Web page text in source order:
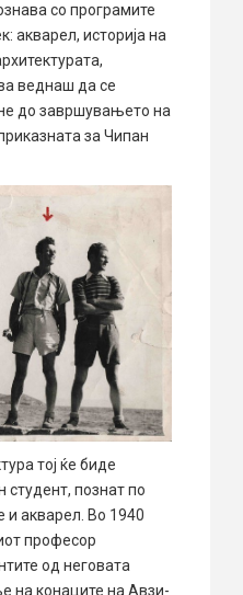
со програмите
акварел, историја на
веднаш да се
до завршувањето на
за Чипан
тој ќе биде
познат по
и акварел. Во 1940
професор
од неговата
на конаците на Aвзи-